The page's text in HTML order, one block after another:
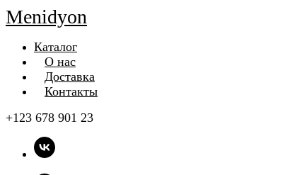
Menidyon
Каталог
О нас
Доставка
Контакты
+123 678 901 23